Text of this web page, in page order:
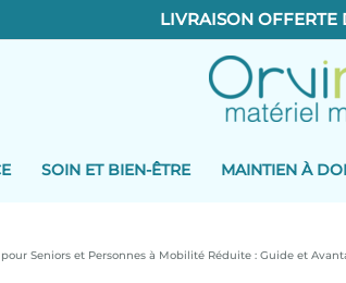
LIVRAISON OFFERTE
SOIN ET BIEN-ÊTRE MAINTIEN À
Seniors et Personnes à Mobilité Réduite : Guide et